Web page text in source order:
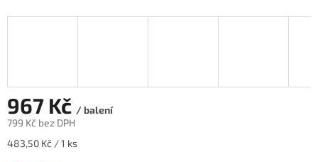
967 Kč / balení
799 Kč bez DPH
Měrná
483,50 Kč / 1 ks